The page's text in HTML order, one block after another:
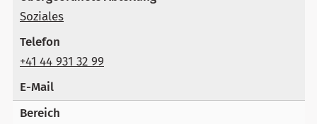
Soziales
+41 44 931 32 99